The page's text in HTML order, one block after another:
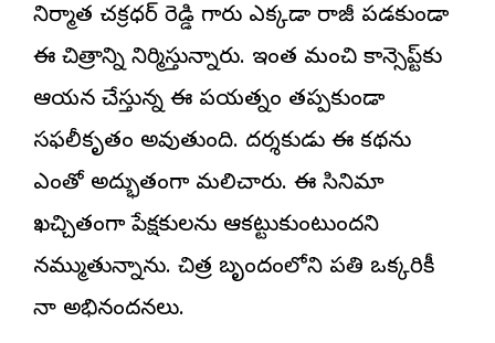
నిర్మాత చక్రధర్ రెడ్డి గారు ఎక్కడా రాజీ పడకుండా
ఈ చిత్రాన్ని నిర్మిస్తున్నారు. ఇంత మంచి కాన్సెప్ట్‌కు
ఆయన చేస్తున్న ఈ ప్రయత్నం తప్పకుండా
సఫలీకృతం అవుతుంది. దర్శకుడు ఈ కథను
ఎంతో అద్భుతంగా మలిచారు. ఈ సినిమా
ఖచ్చితంగా ప్రేక్షకులను ఆకట్టుకుంటుందని
నమ్ముతున్నాను. చిత్ర బృందంలోని ప్రతి ఒక్కరికీ
నా అభినందనలు.